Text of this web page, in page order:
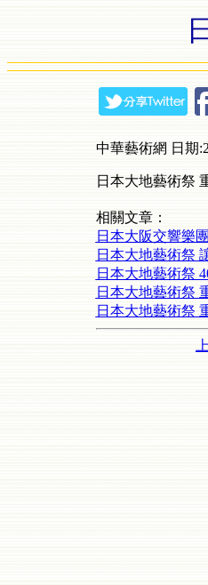
中華藝術網 日期
日本大地藝術祭
相關文章：
日本大阪交響樂團
日本大地藝術祭
日本大地藝術祭
日本大地藝術祭
日本大地藝術祭